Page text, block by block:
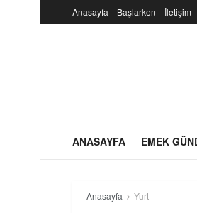
Anasayfa Başlarken İletişim
ANASAYFA EMEK
Anasayfa Yurt